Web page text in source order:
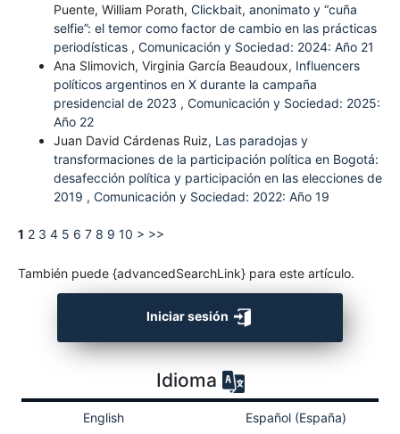
Puente, William Porath, Clickbait, anonimato y “cuña
selfie”: el temor como factor de cambio en las prácticas
periodísticas , Comunicación y Sociedad: 2024: Año 21
Ana Slimovich, Virginia García Beaudoux, Influencers
políticos argentinos en X durante la campaña
presidencial de 2023 , Comunicación y Sociedad: 2025:
Año 22
Juan David Cárdenas Ruiz, Las paradojas y
transformaciones de la participación política en Bogotá:
desafección política y participación en las elecciones de
2019 , Comunicación y Sociedad: 2022: Año 19
1 2 3 4 5 6 7 8 9 10 > >>
También puede {advancedSearchLink} para este artículo.
Iniciar sesión
Idioma
English Español (España)